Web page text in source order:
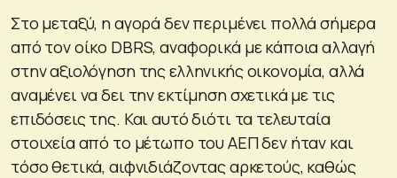
Στο μεταξύ, η αγορά δεν περιμένει πολλά σήμερα
από τον οίκο DBRS, αναφορικά με κάποια αλλαγή
στην αξιολόγηση της ελληνικής οικονομία, αλλά
αναμένει να δει την εκτίμηση σχετικά με τις
επιδόσεις της. Και αυτό διότι τα τελευταία
στοιχεία από το μέτωπο του ΑΕΠ δεν ήταν και
τόσο θετικά, αιφνιδιάζοντας αρκετούς, καθώς